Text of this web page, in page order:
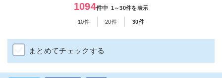
1094件中 1～30件を表示
10件 20件 30件
まとめてチェックする